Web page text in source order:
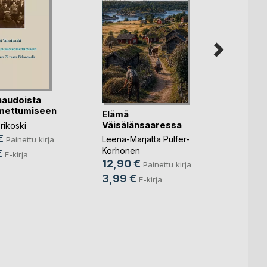
Painettu kirja
E-kirja
Elämä
Väisälänsaaressa
Leena-Marjatta Pulfer-
Korhonen
12,90 € Painettu kirja
3,99 € E-kirja